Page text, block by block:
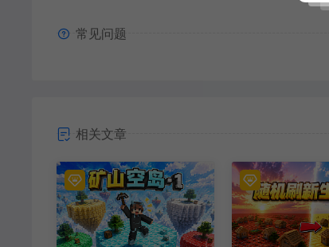
常见问题
相关文章